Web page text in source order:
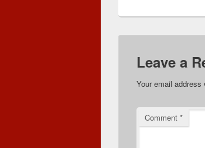
Leave a
Your email address
Comment *